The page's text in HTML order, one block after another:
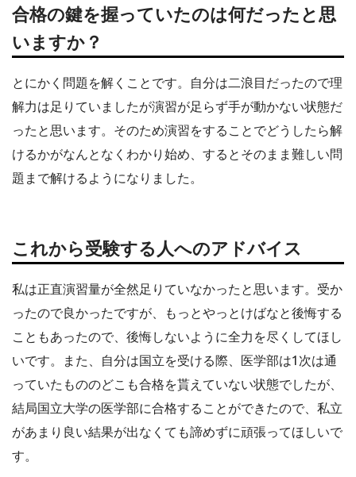
合格の鍵を握っていたのは何だったと思
いますか？
とにかく問題を解くことです。自分は二浪目だったので理
解力は足りていましたが演習が足らず手が動かない状態だ
ったと思います。そのため演習をすることでどうしたら解
けるかがなんとなくわかり始め、するとそのまま難しい問
題まで解けるようになりました。
これから受験する人へのアドバイス
私は正直演習量が全然足りていなかったと思います。受か
ったので良かったですが、もっとやっとけばなと後悔する
こともあったので、後悔しないように全力を尽くしてほし
いです。また、自分は国立を受ける際、医学部は1次は通
っていたもののどこも合格を貰えていない状態でしたが、
結局国立大学の医学部に合格することができたので、私立
があまり良い結果が出なくても諦めずに頑張ってほしいで
す。